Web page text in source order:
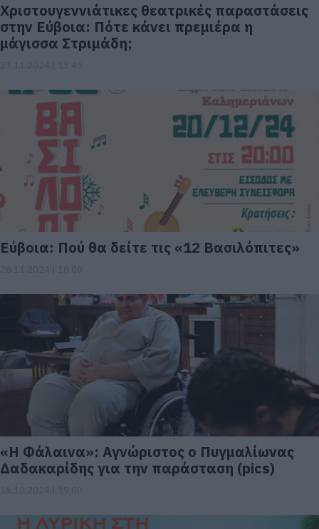
Χριστουγεννιάτικες θεατρικές παραστάσεις
στην Εύβοια: Πότε κάνει πρεμιέρα η
μάγισσα Στριμάδη;
Εύβοια: Πού θα δείτε τις «12 Βασιλόπιτες»
«Η Φάλαινα»: Αγνώριστος ο Πυγμαλίωνας
Δαδακαρίδης για την παράσταση (pics)